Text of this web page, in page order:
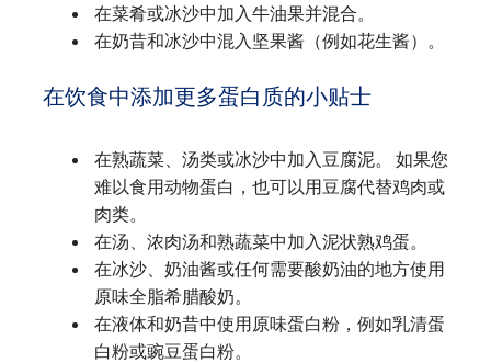
在菜肴或冰沙中加入牛油果并混合。
在奶昔和冰沙中混入坚果酱（例如花生酱）。
在饮食中添加更多蛋白质的小贴士
在熟蔬菜、汤类或冰沙中加入豆腐泥。 如果您
难以食用动物蛋白，也可以用豆腐代替鸡肉或
肉类。
在汤、浓肉汤和熟蔬菜中加入泥状熟鸡蛋。
在冰沙、奶油酱或任何需要酸奶油的地方使用
原味全脂希腊酸奶。
在液体和奶昔中使用原味蛋白粉，例如乳清蛋
白粉或豌豆蛋白粉。